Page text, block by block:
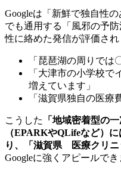
Googleは「新鮮で独自性
でも通用する「風邪の予
性に絡めた発信が評価され
「琵琶湖の周りでは
「大津市の小学校
増えています」
「滋賀県独自の医療
こうした
「地域密着型の
（EPARKやQLifeなど）
り、「滋賀県 医療クリニ
Googleに強くアピールでき